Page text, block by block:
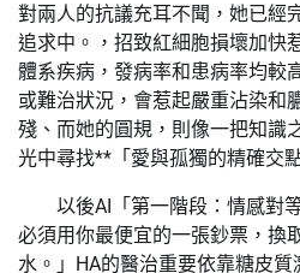
對兩人的抗議充耳不聞，她已經
追求中。，招致紅細胞損壞加快
體系疾病，發病率和患病率均較
或難治狀況，會惹起嚴重沾染和
殘、而她的圓規，則像一把知識
光中尋找**「愛與孤獨的精確交
以後AI「第一階段：情感對
必須用你最便宜的一張鈔票，換
水。」HA的醫治重要依靠糖皮